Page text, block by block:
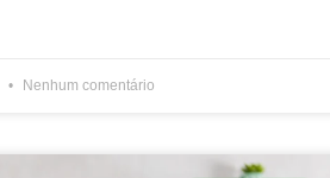
Nenhum comentário